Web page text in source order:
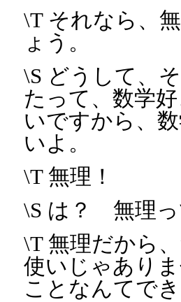
\T それなら、
ょう。
\S どうして、
たって、数学
いですから、
いよ。
\T 無理！
\S は？ 無理っ
\T 無理だから
使いじゃあり
ことなんてで